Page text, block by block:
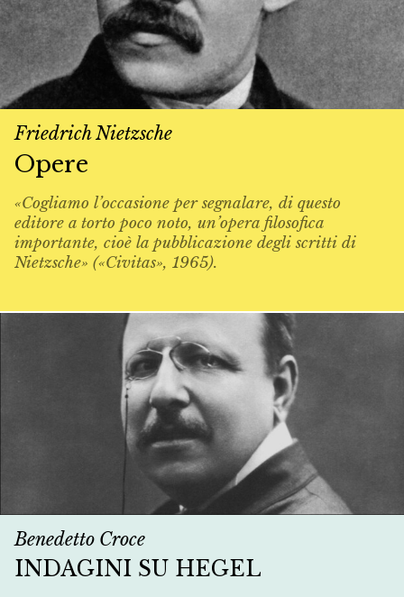
Friedrich Nietzsche
Opere
«Cogliamo l’occasione per segnalare, di questo
editore a torto poco noto, un’opera filosofica
importante, cioè la pubblicazione degli scritti di
Nietzsche» («Civitas», 1965).
Benedetto Croce
INDAGINI SU HEGEL